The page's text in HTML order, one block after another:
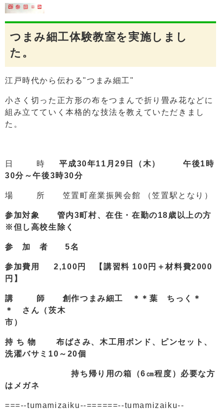
つまみ細工体験教室を実施しまし
た。
江戸時代から伝わる"つまみ細工"
小さく切った正方形の布をつまんで折り畳み花などに
組み立てていく本格的な技法を教えていただきまし
た。
日 時平成30年11月29日（木）
午後1時
30分～午後3時30分
場 所 笠置町産業振興会館 （笠置駅となり）
参加対象 管内3町村、在住・在勤の18歳以上の方
※但し高校生除く
参 加 者 5名
参加費用 2,100円 【講習料 100円＋材料費2000
円】
講 師 創作つまみ細工 ＊＊葉 ちっく＊
＊ さん（茨木
市
持 ち 物 布ばさみ、木工用ボンド、ピンセット、
洗濯バサミ10～20個
持ち帰り用の箱（6㎝程度）必要な方
はメガネ
===--tumamizaiku--======--tumamizaiku--